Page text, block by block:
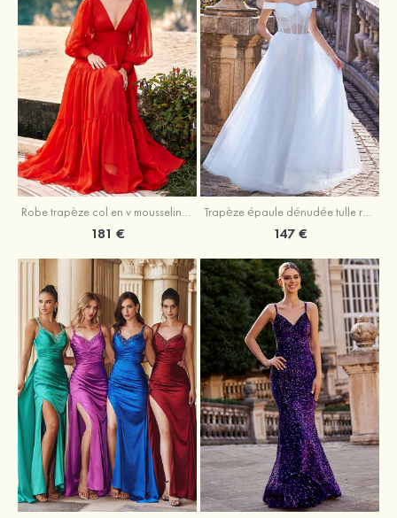
Robe trapèze col en v mousseline ras du sol robe de bal
181 €
Trapèze épaule dénudée tulle ras du sol robe de bal
147 €